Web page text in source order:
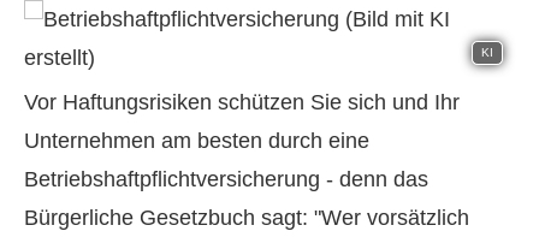
KI
Vor Haftungsrisiken schützen Sie sich und Ihr
Unternehmen am besten durch eine
Betriebshaftpflichtversicherung - denn das
Bürgerliche Gesetzbuch sagt: "Wer vorsätzlich